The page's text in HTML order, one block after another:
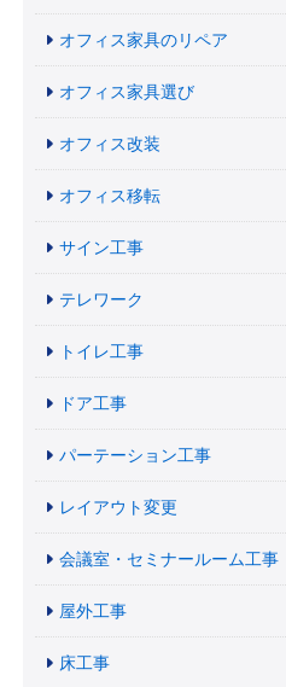
オフィス家具のリペア
オフィス家具選び
オフィス改装
オフィス移転
サイン工事
テレワーク
トイレ工事
ドア工事
パーテーション工事
レイアウト変更
会議室・セミナールーム工事
屋外工事
床工事